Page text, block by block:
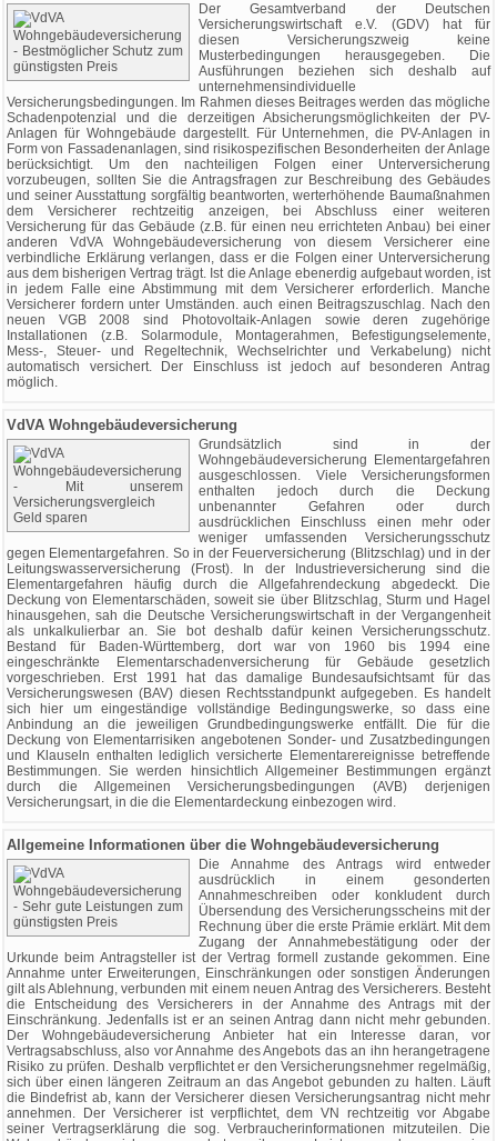
Der Gesamtverband der Deutschen
Versicherungswirtschaft e.V. (GDV) hat für
diesen Versicherungszweig keine
Musterbedingungen herausgegeben. Die
Ausführungen beziehen sich deshalb auf
unternehmensindividuelle
Versicherungsbedingungen. Im Rahmen dieses Beitrages werden das mögliche
Schadenpotenzial und die derzeitigen Absicherungsmöglichkeiten der PV-
Anlagen für Wohngebäude dargestellt. Für Unternehmen, die PV-Anlagen in
Form von Fassadenanlagen, sind risikospezifischen Besonderheiten der Anlage
berücksichtigt. Um den nachteiligen Folgen einer Unterversicherung
vorzubeugen, sollten Sie die Antragsfragen zur Beschreibung des Gebäudes
und seiner Ausstattung sorgfältig beantworten, werterhöhende Baumaßnahmen
dem Versicherer rechtzeitig anzeigen, bei Abschluss einer weiteren
Versicherung für das Gebäude (z.B. für einen neu errichteten Anbau) bei einer
anderen VdVA Wohngebäudeversicherung von diesem Versicherer eine
verbindliche Erklärung verlangen, dass er die Folgen einer Unterversicherung
aus dem bisherigen Vertrag trägt. Ist die Anlage ebenerdig aufgebaut worden, ist
in jedem Falle eine Abstimmung mit dem Versicherer erforderlich. Manche
Versicherer fordern unter Umständen. auch einen Beitragszuschlag. Nach den
neuen VGB 2008 sind Photovoltaik-Anlagen sowie deren zugehörige
Installationen (z.B. Solarmodule, Montagerahmen, Befestigungselemente,
Mess-, Steuer- und Regeltechnik, Wechselrichter und Verkabelung) nicht
automatisch versichert. Der Einschluss ist jedoch auf besonderen Antrag
möglich.
VdVA Wohngebäudeversicherung
Grundsätzlich sind in der
Wohngebäudeversicherung Elementargefahren
ausgeschlossen. Viele Versicherungsformen
enthalten jedoch durch die Deckung
unbenannter Gefahren oder durch
ausdrücklichen Einschluss einen mehr oder
weniger umfassenden Versicherungsschutz
gegen Elementargefahren. So in der Feuerversicherung (Blitzschlag) und in der
Leitungswasserversicherung (Frost). In der Industrieversicherung sind die
Elementargefahren häufig durch die Allgefahrendeckung abgedeckt. Die
Deckung von Elementarschäden, soweit sie über Blitzschlag, Sturm und Hagel
hinausgehen, sah die Deutsche Versicherungswirtschaft in der Vergangenheit
als unkalkulierbar an. Sie bot deshalb dafür keinen Versicherungsschutz.
Bestand für Baden-Württemberg, dort war von 1960 bis 1994 eine
eingeschränkte Elementarschadenversicherung für Gebäude gesetzlich
vorgeschrieben. Erst 1991 hat das damalige Bundesaufsichtsamt für das
Versicherungswesen (BAV) diesen Rechtsstandpunkt aufgegeben. Es handelt
sich hier um eingeständige vollständige Bedingungswerke, so dass eine
Anbindung an die jeweiligen Grundbedingungswerke entfällt. Die für die
Deckung von Elementarrisiken angebotenen Sonder- und Zusatzbedingungen
und Klauseln enthalten lediglich versicherte Elementarereignisse betreffende
Bestimmungen. Sie werden hinsichtlich Allgemeiner Bestimmungen ergänzt
durch die Allgemeinen Versicherungsbedingungen (AVB) derjenigen
Versicherungsart, in die die Elementardeckung einbezogen wird.
Allgemeine Informationen über die Wohngebäudeversicherung
Die Annahme des Antrags wird entweder
ausdrücklich in einem gesonderten
Annahmeschreiben oder konkludent durch
Übersendung des Versicherungsscheins mit der
Rechnung über die erste Prämie erklärt. Mit dem
Zugang der Annahmebestätigung oder der
Urkunde beim Antragsteller ist der Vertrag formell zustande gekommen. Eine
Annahme unter Erweiterungen, Einschränkungen oder sonstigen Änderungen
gilt als Ablehnung, verbunden mit einem neuen Antrag des Versicherers. Besteht
die Entscheidung des Versicherers in der Annahme des Antrags mit der
Einschränkung. Jedenfalls ist er an seinen Antrag dann nicht mehr gebunden.
Der Wohngebäudeversicherung Anbieter hat ein Interesse daran, vor
Vertragsabschluss, also vor Annahme des Angebots das an ihn herangetragene
Risiko zu prüfen. Deshalb verpflichtet er den Versicherungsnehmer regelmäßig,
sich über einen längeren Zeitraum an das Angebot gebunden zu halten. Läuft
die Bindefrist ab, kann der Versicherer diesen Versicherungsantrag nicht mehr
annehmen. Der Versicherer ist verpflichtet, dem VN rechtzeitig vor Abgabe
seiner Vertragserklärung die sog. Verbraucherinformationen mitzuteilen. Die